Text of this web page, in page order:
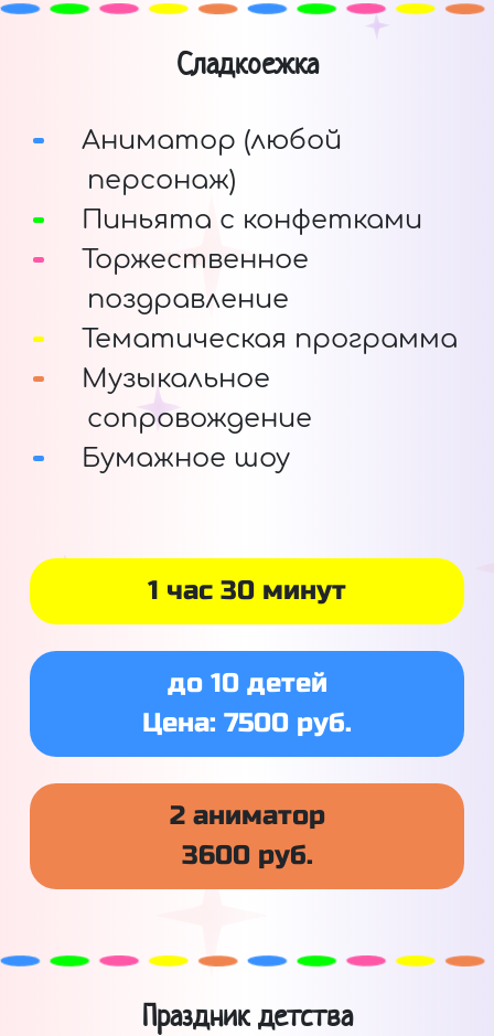
Сладкоежка
Аниматор (любой
персонаж)
Пиньята с конфетками
Торжественное
поздравление
Тематическая программа
Музыкальное
сопровождение
Бумажное шоу
1 час 30 минут
до 10 детей
Цена: 7500 руб.
2 аниматор
3600 руб.
Праздник детства